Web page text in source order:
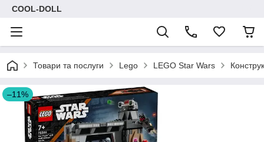
COOL-DOLL
Товари та послуги Lego LEGO Star Wars
–11%